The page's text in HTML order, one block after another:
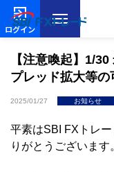
ログイン
【注意喚起】1/
プレッド拡大等
2025/01/27 お知らせ
平素はSBI FXトレ
りがとうございます